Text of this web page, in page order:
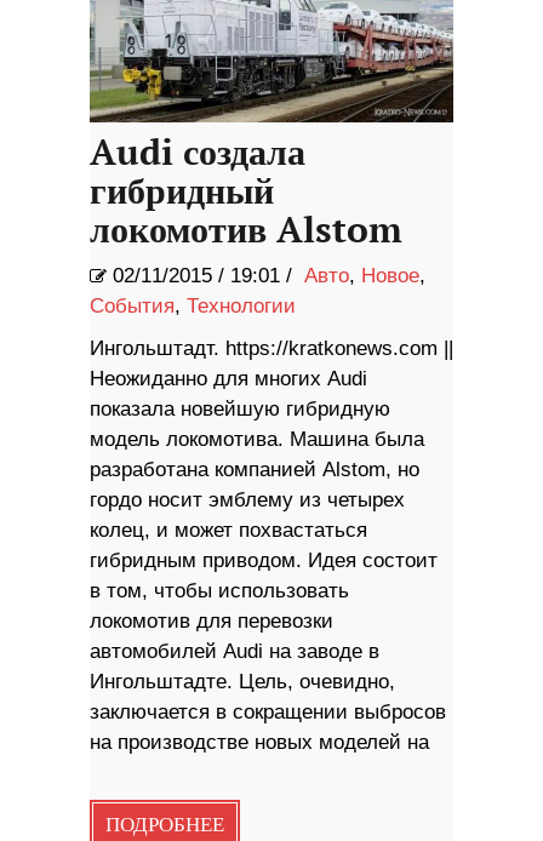
Audi создала
гибридный
локомотив Alstom
02/11/2015 / 19:01 / Авто, Новое,
События, Технологии
Ингольштадт. https://kratkonews.com ||
Неожиданно для многих Audi
показала новейшую гибридную
модель локомотива. Машина была
разработана компанией Alstom, но
гордо носит эмблему из четырех
колец, и может похвастаться
гибридным приводом. Идея состоит
в том, чтобы использовать
локомотив для перевозки
автомобилей Audi на заводе в
Ингольштадте. Цель, очевидно,
заключается в сокращении выбросов
на производстве новых моделей на
ПОДРОБНЕЕ